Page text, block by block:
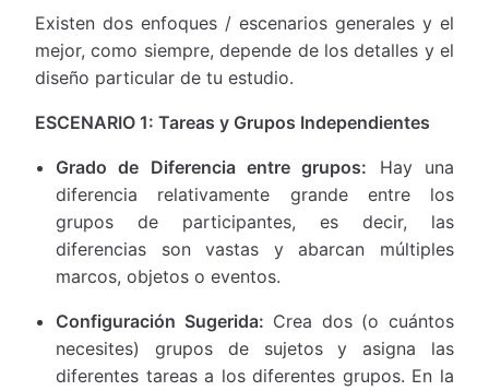
Existen dos enfoques / escenarios generales y el
mejor, como siempre, depende de los detalles y el
diseño particular de tu estudio.
ESCENARIO 1: Tareas y Grupos Independientes
Grado de Diferencia entre grupos: Hay una
diferencia relativamente grande entre los
grupos de participantes, es decir, las
diferencias son vastas y abarcan múltiples
marcos, objetos o eventos.
Configuración Sugerida: Crea dos (o cuántos
necesites) grupos de sujetos y asigna las
diferentes tareas a los diferentes grupos. En la